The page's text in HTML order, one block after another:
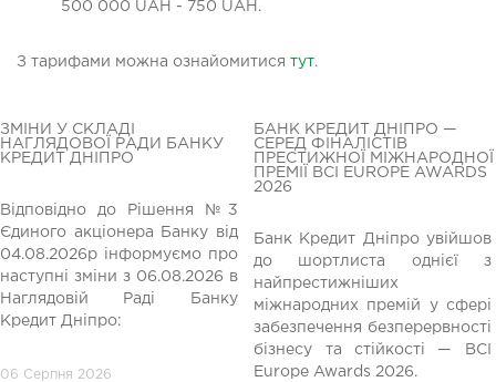
500 000 UAH - 750 UAH.
З тарифами можна ознайомитися тут.
ЗМІНИ У СКЛАДІ
НАГЛЯДОВОЇ РАДИ БАНКУ
КРЕДИТ ДНІПРО
Відповідно до Рішення №3
Єдиного акціонера Банку від
04.08.2026р інформуємо про
наступні зміни з 06.08.2026 в
Наглядовій Раді Банку
Кредит Дніпро:
06 Серпня 2026
БАНК КРЕДИТ ДНІПРО —
СЕРЕД ФІНАЛІСТІВ
ПРЕСТИЖНОЇ МІЖНАРОДНОЇ
ПРЕМІЇ BCI EUROPE AWARDS
2026
Банк Кредит Дніпро увійшов
до шортлиста однієї з
найпрестижніших
міжнародних премій у сфері
забезпечення безперервності
бізнесу та стійкості — BCI
Europe Awards 2026.